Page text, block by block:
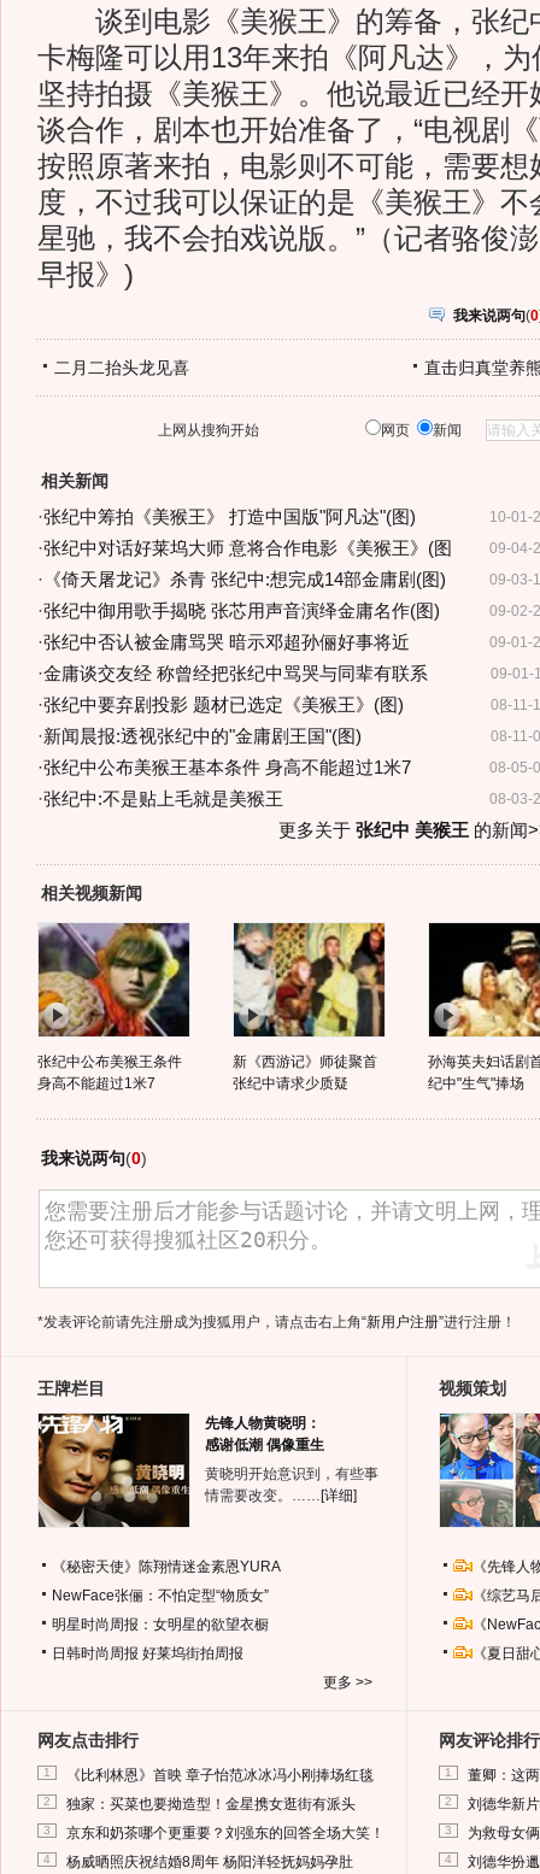
谈到电影《美猴王》的筹备，张纪
卡梅隆可以用13年来拍《阿凡达》，
坚持拍摄《美猴王》。他说最近已经
谈合作，剧本也开始准备了，“电视剧
按照原著来拍，电影则不可能，需要想
度，不过我可以保证的是《美猴王》
星驰，我不会拍戏说版。”（记者骆俊
早报》)
我来说两句(0
二月二抬头龙见喜 直击归真堂养
上网从搜狗开始 网页 新闻
相关新闻
10-01-
·张纪中筹拍《美猴王》 打造中国版"阿凡达"(图)
09-04-
·张纪中对话好莱坞大师 意将合作电影《美猴王》(图
09-03-
· 《倚天屠龙记》杀青 张纪中:想完成14部金庸剧(图)
09-02-
·张纪中御用歌手揭晓 张芯用声音演绎金庸名作(图)
09-01-
·张纪中否认被金庸骂哭 暗示邓超孙俪好事将近
09-01-
·金庸谈交友经 称曾经把张纪中骂哭与同辈有联系
08-11-
·张纪中要弃剧投影 题材已选定《美猴王》(图)
08-11-
·新闻晨报:透视张纪中的"金庸剧王国"(图)
08-05-
·张纪中公布美猴王基本条件 身高不能超过1米7
08-03-
·张纪中:不是贴上毛就是美猴王
更多关于 张纪中 美猴王的新闻
相关视频新闻
张纪中公布美猴王条件
身高不能超过1米7
新《西游记》师徒聚首
张纪中请求少质疑
孙海英夫妇话剧
纪中"生气"捧场
我来说两句(0)
*发表评论前请先注册成为搜狐用户，请点击右上角“新用户注册”进行注册！
王牌栏目
先锋人物黄晓明：
感谢低潮 偶像重生
黄晓明开始意识到，有些事
情需要改变。…… [详细]
《秘密天使》陈翔情迷金素恩YURA
NewFace张俪：不怕定型“物质女”
明星时尚周报：女明星的欲望衣橱
日韩时尚周报 好莱坞街拍周报
更多 >>
视频策划
《先锋
《综艺
《
《夏日
网友点击排行
1 《比利林恩》首映 章子怡范冰冰冯小刚捧场红毯
2 独家：买菜也要拗造型！金星携女逛街有派头
3 京东和奶茶哪个更重要？刘强东的回答全场大笑！
4 杨威晒照庆祝结婚8周年 杨阳洋轻抚妈妈孕肚
网友评论排行
1 董卿：这
2 刘德华新
3 为救母女
4 刘德华扮